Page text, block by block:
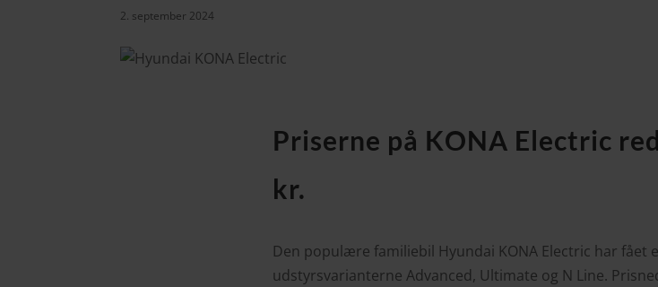
2. september 2024
Priserne på KONA Electric
kr.
Den populære familiebil Hyundai KONA Electric har fået
udstyrsvarianterne Advanced, Ultimate og N Line.